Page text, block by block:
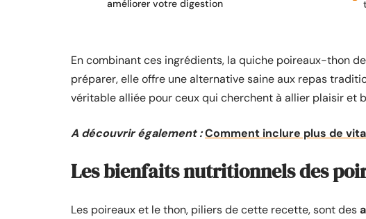
améliorer votre digestion
En combinant ces ingrédients, la quiche poireaux-thon
préparer, elle offre une alternative saine aux repas
véritable alliée pour ceux qui cherchent à allier plaisir et
A découvrir également :Comment inclure plus de
Les bienfaits nutritionnels des
Les poireaux et le thon, piliers de cette recette, sont des